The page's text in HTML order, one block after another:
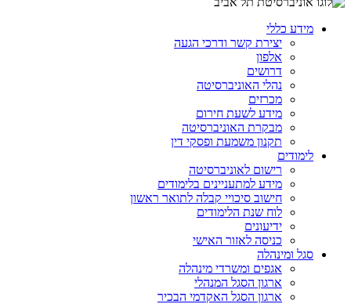
מידע כללי
יצירת קשר ודרכי הגעה
אלפון
דרושים
נהלי האוניברסיטה
מכרזים
מידע לשעת חירום
מבקרת האוניברסיטה
תקנון משמעת ופסקי דין
לימודים
רישום לאוניברסיטה
מידע למתעניינים בלימודים
חישוב סיכויי קבלה לתואר ראשון
לוח שנת הלימודים
ידיעונים
כניסה לאזור האישי
סגל ומינהלה
אגפים ומשרדי מינהלה
ארגון הסגל המנהלי
ארגון הסגל האקדמי הבכיר